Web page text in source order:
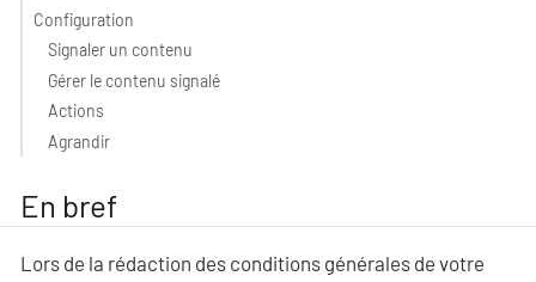
Configuration
Signaler un contenu
Gérer le contenu signalé
Actions
Agrandir
En bref
Lors de la rédaction des conditions générales de votre